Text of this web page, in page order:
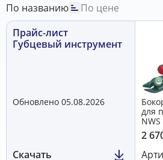
По названию
По цене
Прайс-лист
Губцевый инструмент
Обновлено 05.08.2026
Скачать
для
NWS
2